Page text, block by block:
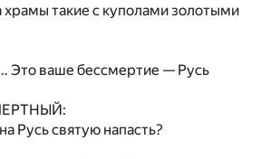
храмы такие с куполами золотыми
Это ваше бессмертие — Русь
Русь святую напасть?